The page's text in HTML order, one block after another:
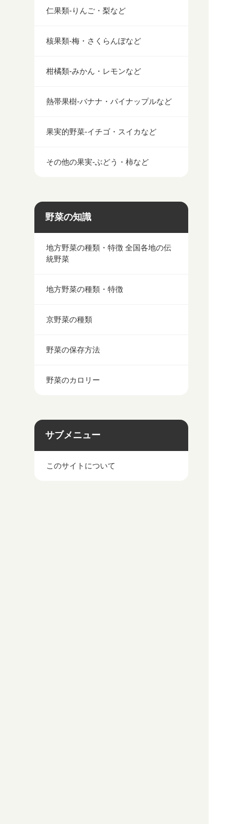
仁果類-りんご・梨など
核果類-梅・さくらんぼなど
柑橘類-みかん・レモンなど
熱帯果樹-バナナ・パイナップルなど
果実的野菜-イチゴ・スイカなど
その他の果実-ぶどう・柿など
野菜の知識
地方野菜の種類・特徴 全国各地の伝
統野菜
地方野菜の種類・特徴
京野菜の種類
野菜の保存方法
野菜のカロリー
サブメニュー
このサイトについて